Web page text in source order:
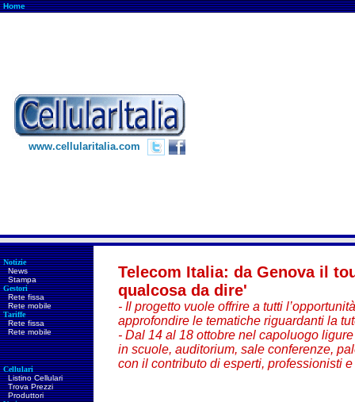
Home
www.cellularitalia.com
Notizie
News
Stampa
Gestori
Rete fissa
Rete mobile
Tariffe
Rete fissa
Rete mobile
Cellulari
Listino Cellulari
Trova Prezzi
Produttori
Telecom Italia: da Genova il
qualcosa da dire'
- Il progetto vuole offrire a tutti
approfondire le tematiche riguardanti la
- Dal 14 al 18 ottobre nel capoluogo
in scuole, auditorium, sale conferenze,
con il contributo di esperti, professionisti